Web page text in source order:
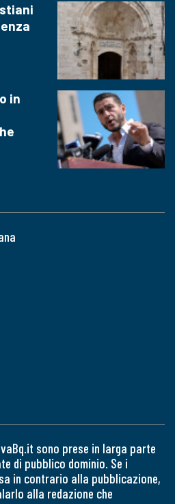
in
sono prese in larga parte
di pubblico dominio. Se i
in contrario alla pubblicazione,
alla redazione che